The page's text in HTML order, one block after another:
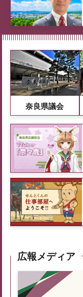
奈良県議会
広報メディア